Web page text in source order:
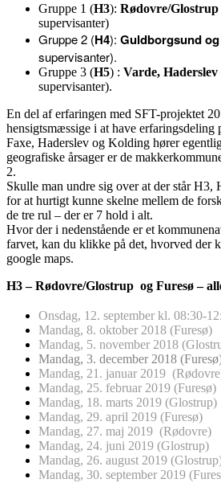
Gruppe 1 (H3): Rødovre/
supervisanter)
Gruppe 2 (H4): Guldborgsund og
supervisanter).
Gruppe 3 (H5) : Varde,
supervisanter).
En del af erfaringen med SFT-projektet
hensigtsmæssige i at have erfaringsdeling
Faxe, Haderslev og Kolding hører
geografiske årsager er de
2.
Skulle man undre sig over at der står H3,
for at hurtigt kunne skelne mellem de
de tre rul – der er 7 hold i alt.
Hvor der i nedenstående er et
farvet, kan du klikke på det, hvorved der
google maps.
H3 – Rødovre/Glostrup og Furesø –
Onsdag, 12. september kl. 08:30-
Mandag, 8. oktober 2018 (Furesø)
Mandag, 5. november 2018
Mandag, 3. december 2018
Mandag, 21. januar 2019
Mandag, 25. februar 2019 (Furesø)
Mandag, 18. marts 2019 (Glostrup)
Mandag, 29. april 2019 (Furesø)
Mandag, 27. maj 2019 (Rødovre)
Mandag, 24. juni 2019 (Glostrup)
Mandag, 26. august 2019
Mandag, 30. september 2019